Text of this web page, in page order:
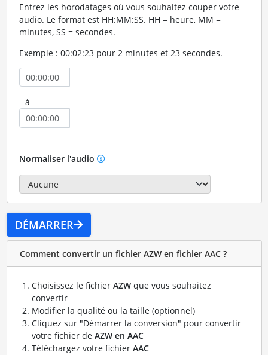
Entrez les horodatages où vous souhaitez couper votre
audio. Le format est HH:MM:SS. HH = heure, MM =
minutes, SS = secondes.
Exemple : 00:02:23 pour 2 minutes et 23 secondes.
à
Normaliser l'audio
DÉMARRER
Comment convertir un fichier AZW en fichier AAC ?
Choisissez le fichier AZWque vous souhaitez
convertir
Modifier la qualité ou la taille (optionnel)
Cliquez sur "Démarrer la conversion" pour convertir
votre fichier de AZW en AAC
Téléchargez votre fichier AAC